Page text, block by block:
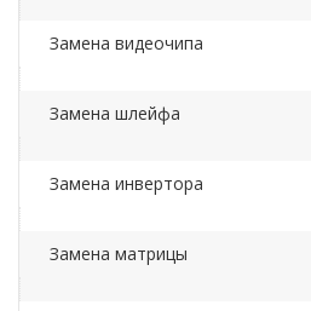
Замена видеочипа
Замена шлейфа
Замена инвертора
Замена матрицы